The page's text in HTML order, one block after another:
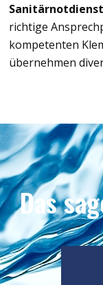
richtige
kompetenten
übernehmen
Das